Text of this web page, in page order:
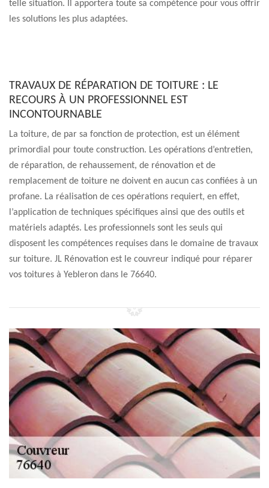
telle situation. Il apportera toute sa compétence pour vous offrir
les solutions les plus adaptées.
TRAVAUX DE RÉPARATION DE TOITURE : LE
RECOURS À UN PROFESSIONNEL EST
INCONTOURNABLE
La toiture, de par sa fonction de protection, est un élément
primordial pour toute construction. Les opérations d’entretien,
de réparation, de rehaussement, de rénovation et de
remplacement de toiture ne doivent en aucun cas confiées à un
profane. La réalisation de ces opérations requiert, en effet,
l’application de techniques spécifiques ainsi que des outils et
matériels adaptés. Les professionnels sont les seuls qui
disposent les compétences requises dans le domaine de travaux
sur toiture. JL Rénovation est le couvreur indiqué pour réparer
vos toitures à Yebleron dans le 76640.